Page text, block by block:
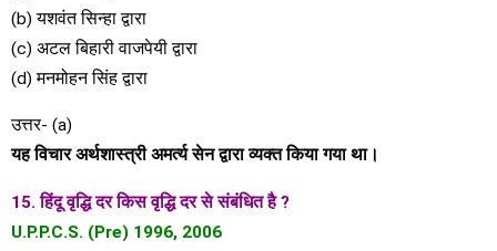
(b) यशवंत सिन्हा द्वारा
(c) अटल बिहारी वाजपेयी द्वारा
(d) मनमोहन सिंह द्वारा
उत्तर- (a)
यह विचार अर्थशास्त्री अमर्त्य सेन द्वारा व्यक्त किया गया था।
15. हिंदू वृद्धि दर किस वृद्धि दर से संबंधित है ?
U.P.P.C.S. (Pre) 1996, 2006